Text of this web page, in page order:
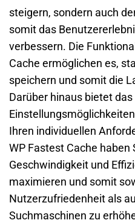
steigern, sondern auch
somit das
verbessern. Die
Cache ermöglichen es,
speichern und somit die
Darüber hinaus bietet
Ihren individuellen
WP Fastest Cache haben
Geschwindigkeit und
maximieren und somit
Nutzerzufriedenheit als
Suchmaschinen zu